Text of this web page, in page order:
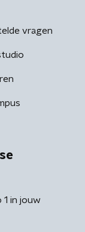
vragen
1 in jouw